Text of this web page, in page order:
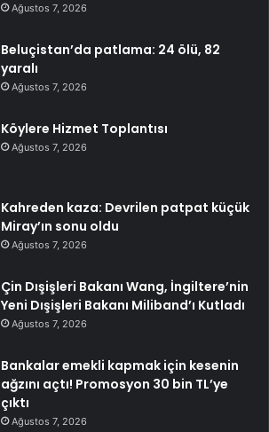
Ağustos 7, 2026
Beluçistan’da patlama: 24 ölü, 82
yaralı
Ağustos 7, 2026
Köylere Hizmet Toplantısı
Ağustos 7, 2026
Kahreden kaza: Devrilen patpat küçük
Miray’ın sonu oldu
Ağustos 7, 2026
Çin Dışişleri Bakanı Wang, İngiltere’nin
Yeni Dışişleri Bakanı Miliband’ı Kutladı
Ağustos 7, 2026
Bankalar emekli kapmak için kesenin
ağzını açtı! Promosyon 30 bin TL’ye
çıktı
Ağustos 7, 2026